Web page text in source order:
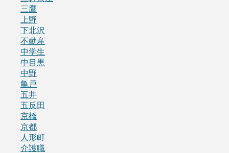
三鷹
上野
下北沢
不動産
中学生
中目黒
中野
亀戸
五井
五反田
京橋
京都
人形町
介護職